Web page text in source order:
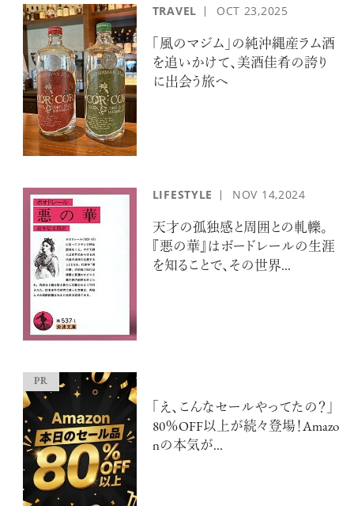
TRAVEL OCT 23,2025
「風のマジム」の純沖縄産ラム酒
を追いかけて、美酒佳肴の誇り
に出会う旅へ
LIFESTYLE NOV 14,2024
天才の孤独感と周囲との軋轢。
『悪の華』はボードレールの生涯
を知ることで、その世界...
「え、こんなセールやってたの？」
80％OFF以上が続々登場！Amazo
nの本気が...